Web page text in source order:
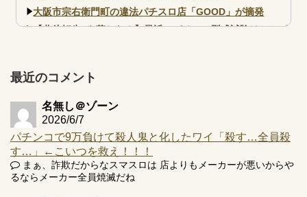
大阪市宗右衛門町の違法パチスロ店「GOOD」が摘発
【北斗転生2も落ちた？】最近のパチスロ型式試験はミミズ
プ報告あり！弱予告...
井の軽い絆？
Powered by livedoor 相互RSS
最近のコメント
名無し＠ゾーン
2026/6/7
パチンコで9万負けて殺人鬼と化したワイ「殺す…全員殺
す…」←こいつを救え！！！
まぁ、詐欺だからなスマスロは 店よりもメーカーが悪いからや
るならメーカー全員焼滅だね